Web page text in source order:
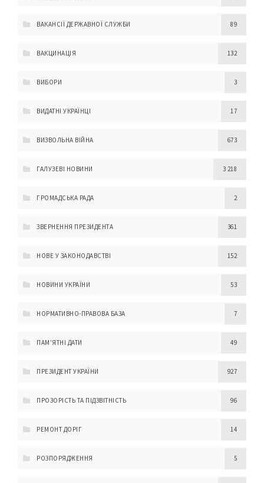
ВАКАНСІЇ ДЕРЖАВНОЇ СЛУЖБИ 89
ВАКЦИНАЦІЯ 132
ВИБОРИ 3
ВИДАТНІ УКРАЇНЦІ 17
ВИЗВОЛЬНА ВІЙНА 673
ГАЛУЗЕВІ НОВИНИ 3 218
ГРОМАДСЬКА РАДА 2
ЗВЕРНЕННЯ ПРЕЗИДЕНТА 361
НОВЕ У ЗАКОНОДАВСТВІ 152
НОВИНИ УКРАЇНИ 53
НОРМАТИВНО-ПРАВОВА БАЗА 7
ПАМ'ЯТНІ ДАТИ 49
ПРЕЗИДЕНТ УКРАЇНИ 927
ПРОЗОРІСТЬ ТА ПІДЗВІТНІСТЬ 96
РЕМОНТ ДОРІГ 14
РОЗПОРЯДЖЕННЯ 5